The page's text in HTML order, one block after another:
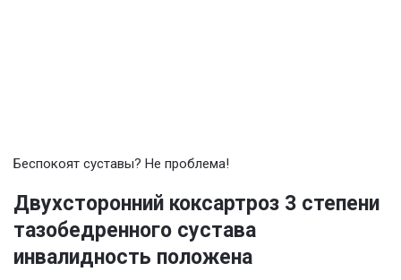
Беспокоят суставы? Не проблема!
Двухсторонний коксартроз 3 степени
тазобедренного сустава
инвалидность положена